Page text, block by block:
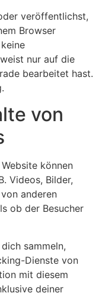
veröffentlichst,
Browser
nur auf die
bearbeitet hast.
von
können
Videos, Bilder,
anderen
ob der Besucher
sammeln,
Dienste von
mit diesem
deiner